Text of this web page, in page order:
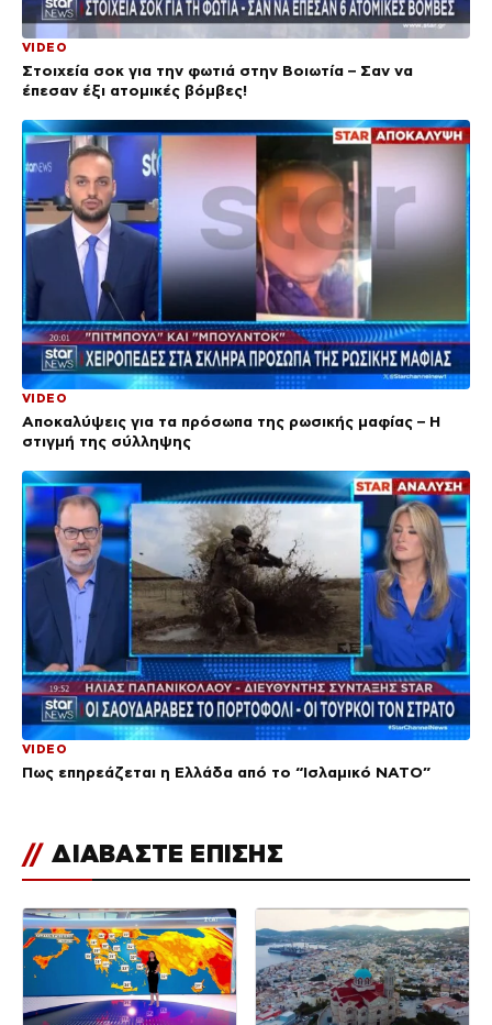
VIDEO
Στοιχεία σοκ για την φωτιά στην Βοιωτία – Σαν να
έπεσαν έξι ατομικές βόμβες!
VIDEO
Αποκαλύψεις για τα πρόσωπα της ρωσικής μαφίας – Η
στιγμή της σύλληψης
VIDEO
Πως επηρεάζεται η Ελλάδα από το “Ισλαμικό ΝΑΤΟ”
// ΔΙΑΒΑΣΤΕ ΕΠΙΣΗΣ